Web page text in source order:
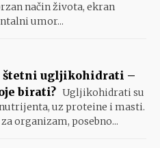
način života, ekran
umor...
ugljikohidrati –
birati? Ugljikohidrati su
uz proteine i masti.
organizam, posebno...